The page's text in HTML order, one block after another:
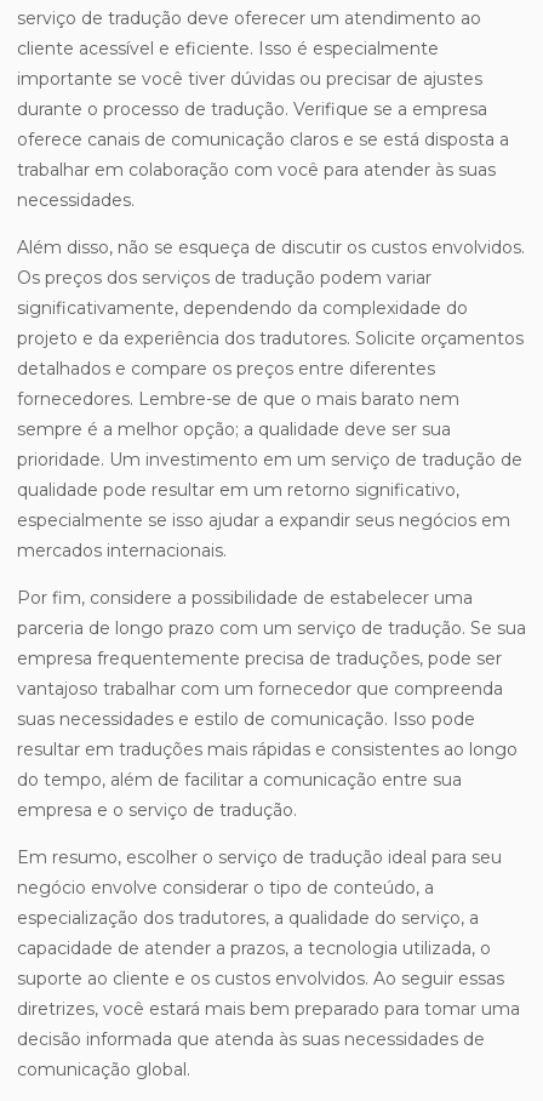
serviço de tradução deve oferecer um atendimento ao
cliente acessível e eficiente. Isso é especialmente
importante se você tiver dúvidas ou precisar de ajustes
durante o processo de tradução. Verifique se a empresa
oferece canais de comunicação claros e se está disposta a
trabalhar em colaboração com você para atender às suas
necessidades.
Além disso, não se esqueça de discutir os custos envolvidos.
Os preços dos serviços de tradução podem variar
significativamente, dependendo da complexidade do
projeto e da experiência dos tradutores. Solicite orçamentos
detalhados e compare os preços entre diferentes
fornecedores. Lembre-se de que o mais barato nem
sempre é a melhor opção; a qualidade deve ser sua
prioridade. Um investimento em um serviço de tradução de
qualidade pode resultar em um retorno significativo,
especialmente se isso ajudar a expandir seus negócios em
mercados internacionais.
Por fim, considere a possibilidade de estabelecer uma
parceria de longo prazo com um serviço de tradução. Se sua
empresa frequentemente precisa de traduções, pode ser
vantajoso trabalhar com um fornecedor que compreenda
suas necessidades e estilo de comunicação. Isso pode
resultar em traduções mais rápidas e consistentes ao longo
do tempo, além de facilitar a comunicação entre sua
empresa e o serviço de tradução.
Em resumo, escolher o serviço de tradução ideal para seu
negócio envolve considerar o tipo de conteúdo, a
especialização dos tradutores, a qualidade do serviço, a
capacidade de atender a prazos, a tecnologia utilizada, o
suporte ao cliente e os custos envolvidos. Ao seguir essas
diretrizes, você estará mais bem preparado para tomar uma
decisão informada que atenda às suas necessidades de
comunicação global.